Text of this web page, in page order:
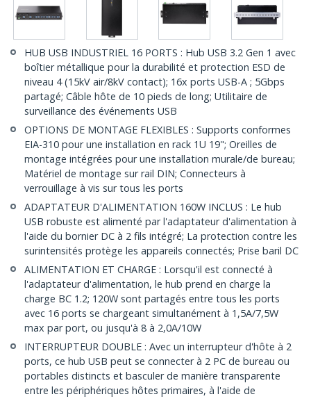
HUB USB INDUSTRIEL 16 PORTS : Hub USB 3.2 Gen 1 avec
boîtier métallique pour la durabilité et protection ESD de
niveau 4 (15kV air/8kV contact); 16x ports USB-A ; 5Gbps
partagé; Câble hôte de 10 pieds de long; Utilitaire de
surveillance des événements USB
OPTIONS DE MONTAGE FLEXIBLES : Supports conformes
EIA-310 pour une installation en rack 1U 19"; Oreilles de
montage intégrées pour une installation murale/de bureau;
Matériel de montage sur rail DIN; Connecteurs à
verrouillage à vis sur tous les ports
ADAPTATEUR D'ALIMENTATION 160W INCLUS : Le hub
USB robuste est alimenté par l'adaptateur d'alimentation à
l'aide du bornier DC à 2 fils intégré; La protection contre les
surintensités protège les appareils connectés; Prise baril DC
ALIMENTATION ET CHARGE : Lorsqu'il est connecté à
l'adaptateur d'alimentation, le hub prend en charge la
charge BC 1.2; 120W sont partagés entre tous les ports
avec 16 ports se chargeant simultanément à 1,5A/7,5W
max par port, ou jusqu'à 8 à 2,0A/10W
INTERRUPTEUR DOUBLE : Avec un interrupteur d'hôte à 2
ports, ce hub USB peut se connecter à 2 PC de bureau ou
portables distincts et basculer de manière transparente
entre les périphériques hôtes primaires, à l'aide de